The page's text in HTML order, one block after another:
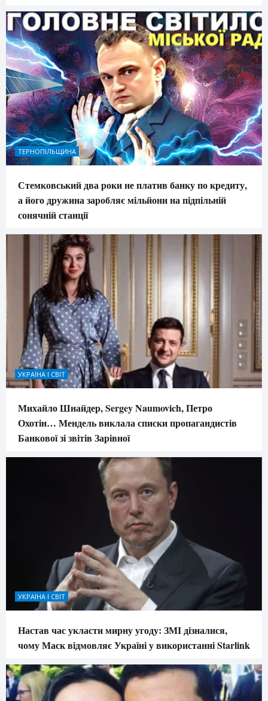
ТЕРНОПІЛЬЩИНА
Стемковський два роки не платив банку по кредиту,
а його дружина заробляє мільйони на підпільній
сонячній станції
УКРАЇНА І СВІТ
Михайло Шнайдер, Sergey Naumovich, Петро
Охотін… Мендель виклала списки пропагандистів
Банкової зі звітів Зарівної
УКРАЇНА І СВІТ
Настав час укласти мирну угоду: ЗМІ дізналися,
чому Маск відмовляє Україні у використанні Starlink